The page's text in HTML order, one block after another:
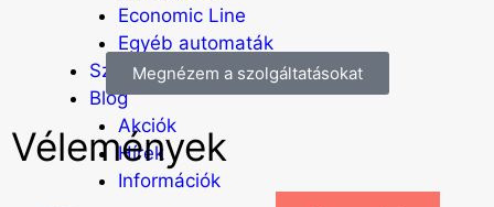
Economic Line
Egyéb automaták
Szolgáltatások
Blog
Akciók
Hírek
Információk
Megnézem a szolgáltatásokat
Vélemények